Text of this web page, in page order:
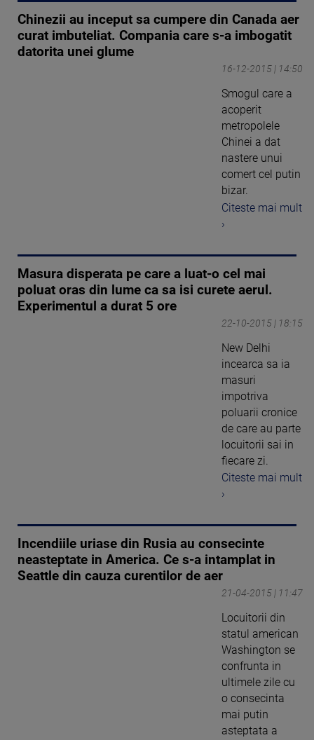
Chinezii au inceput sa cumpere din Canada aer
curat imbuteliat. Compania care s-a imbogatit
datorita unei glume
16-12-2015 | 14:50
Smogul care a
acoperit
metropolele
Chinei a dat
nastere unui
comert cel putin
bizar.
Citeste mai mult
›
Masura disperata pe care a luat-o cel mai
poluat oras din lume ca sa isi curete aerul.
Experimentul a durat 5 ore
22-10-2015 | 18:15
New Delhi
incearca sa ia
masuri
impotriva
poluarii cronice
de care au parte
locuitorii sai in
fiecare zi.
Citeste mai mult
›
Incendiile uriase din Rusia au consecinte
neasteptate in America. Ce s-a intamplat in
Seattle din cauza curentilor de aer
21-04-2015 | 11:47
Locuitorii din
statul american
Washington se
confrunta in
ultimele zile cu
o consecinta
mai putin
asteptata a